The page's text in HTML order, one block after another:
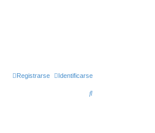
Identificarse
Registrarse
B